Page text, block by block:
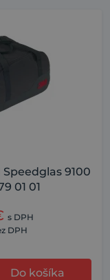
9100
01 01
s DPH
DPH
Do košíka